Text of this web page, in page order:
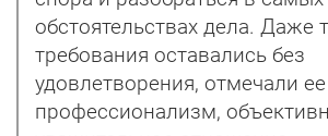
обстоятельствах дела. Даже
требования оставались без
удовлетворения, отмечали
профессионализм,